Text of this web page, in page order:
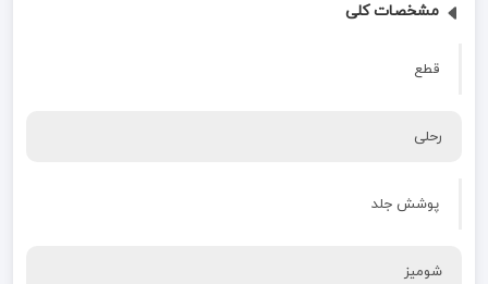
مشخصات کلی
قطع
رحلی
پوشش جلد
شومیز